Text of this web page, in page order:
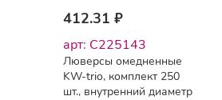
412.31 ₽
арт: C225143
Люверсы омедненные
KW-trio, комплект 250
шт., внутренний диаметр